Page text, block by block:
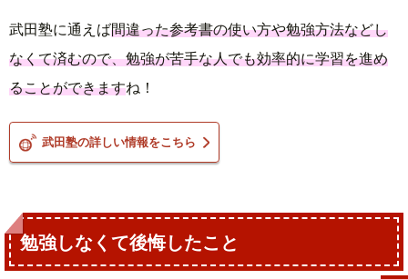
武田塾に通えば間違った参考書の使い方や勉強方法などし
なくて済むので、勉強が苦手な人でも効率的に学習を進め
ることができますね！
武田塾の詳しい情報をこちら
勉強しなくて後悔したこと